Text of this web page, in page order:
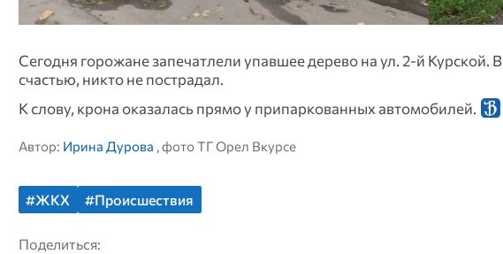
Сегодня горожане запечатлели упавшее дерево на ул. 2-й Курской.
счастью, никто не пострадал.
К слову, крона оказалась прямо у припаркованных автомобилей.
Автор: Ирина Дурова , фото ТГ Орел Вкурсе
#ЖКХ #Происшествия
Поделиться: